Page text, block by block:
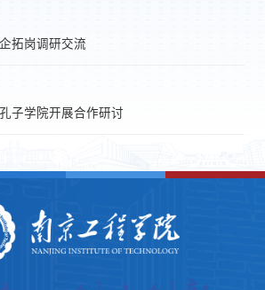
拓岗调研交流
子学院开展合作研讨